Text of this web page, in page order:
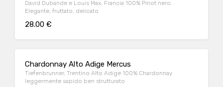
David Dubande e Louis Max, Francia 100% Pinot nero.
Elegante, fruttato, delicato
28.00 €
Chardonnay Alto Adige Mercus
Tiefenbrunner, Trentino Alto Adige 100% Chardonnay
leggermente sapido ben strutturato